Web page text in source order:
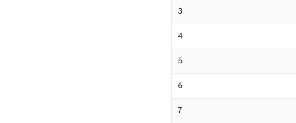
3
4
5
6
7